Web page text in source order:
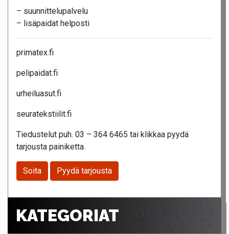
– suunnittelupalvelu
– lisäpaidat helposti
primatex.fi
pelipaidat.fi
urheiluasut.fi
seuratekstiilit.fi
Tiedustelut puh. 03 – 364 6465 tai klikkaa pyydä
tarjousta painiketta.
Soita Pyydä tarjousta
KATEGORIAT